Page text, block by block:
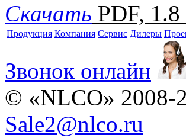
Скачать PDF,
Продукция Компания Сервис Дилеры
Звонок онлайн
© «NLCO» 2008-
Sale2@nlco.ru